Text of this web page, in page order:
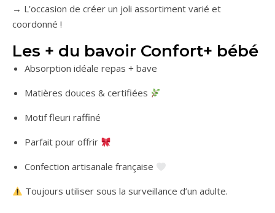
→ L’occasion de créer un joli assortiment varié et
coordonné !
Les + du bavoir Confort+ bébé
Absorption idéale repas + bave
Matières douces & certifiées
Motif fleuri raffiné
Parfait pour offrir
Confection artisanale française
Toujours utiliser sous la surveillance d’un adulte.